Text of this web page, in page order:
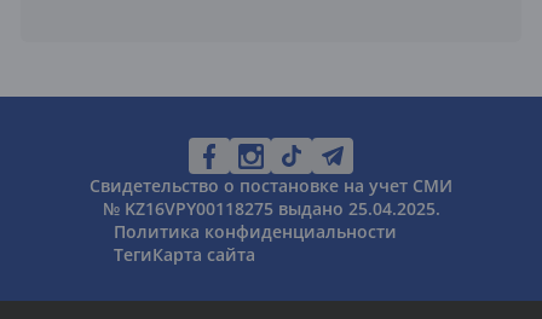
Свидетельство о постановке на учет СМИ
№ KZ16VPY00118275 выдано 25.04.2025.
Политика конфиденциальности
ТегиКарта сайта